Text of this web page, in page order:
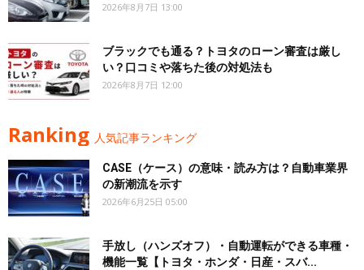
2026年8月7日 13:00
ブラックでも通る？トヨタのローン審査は厳し
い？口コミや落ちた後の対処法も
2026年8月7日 12:00
Ranking 人気記事ランキング
CASE（ケース）の意味・読み方は？自動車業界
の新潮流を示す
2026年6月25日 05:00
手放し（ハンズオフ）・自動運転ができる車種・
機能一覧【トヨタ・ホンダ・日産・スバ...